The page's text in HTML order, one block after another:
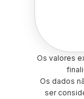
Os valores
Os dados
ser